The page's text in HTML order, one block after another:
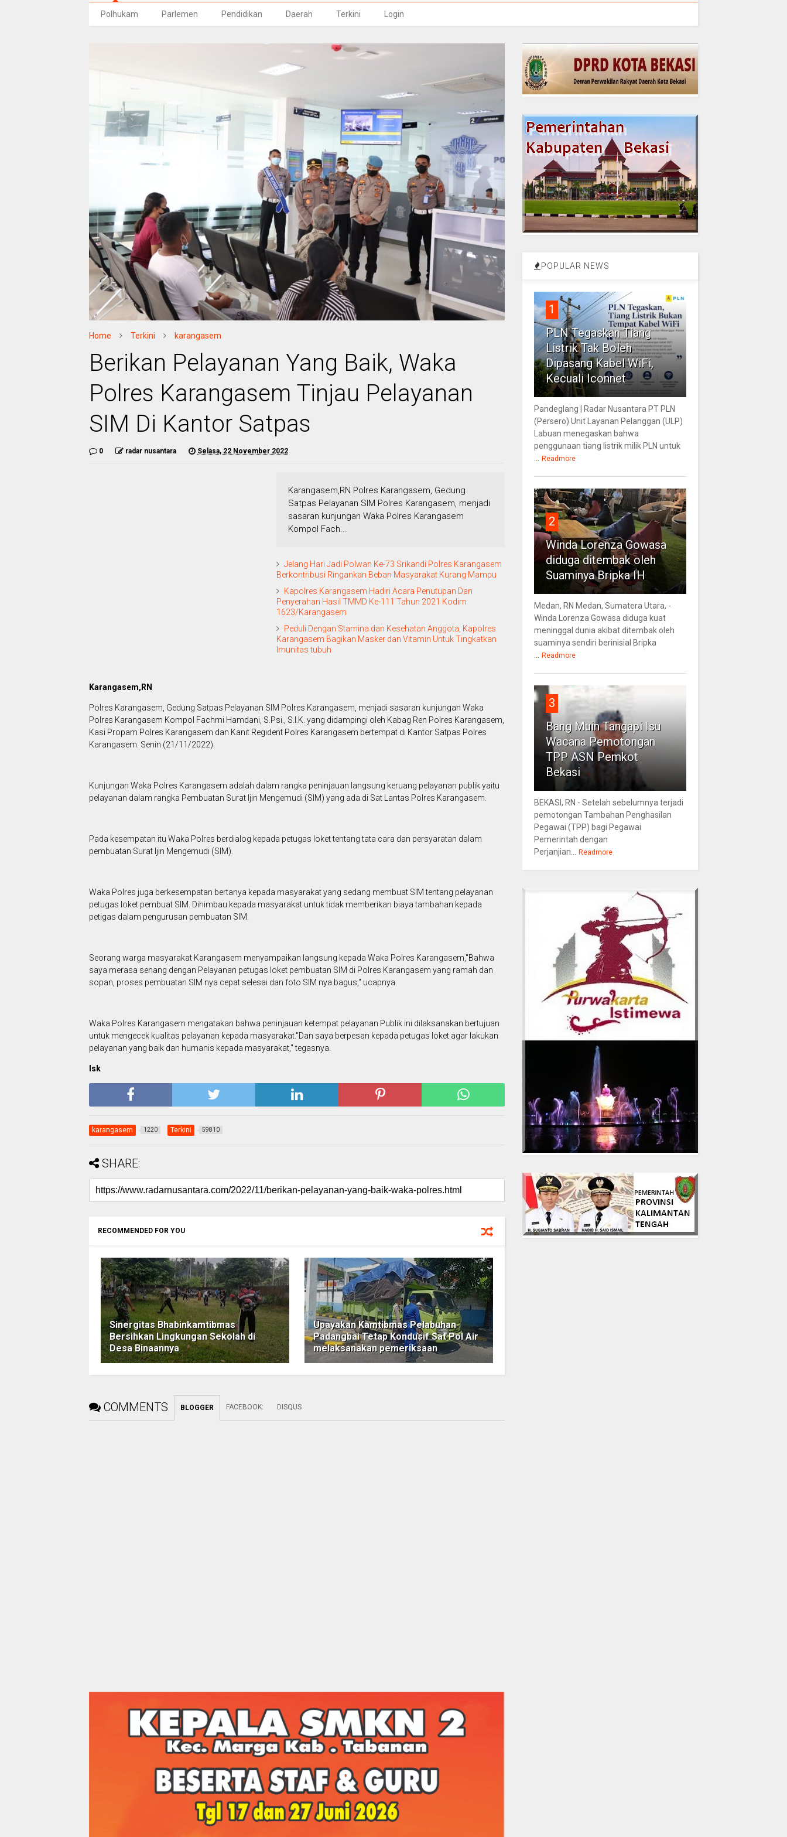
Polhukam Parlemen Pendidikan Daerah Terkini Login
Home Terkini karangasem
Berikan Pelayanan Yang Baik, Waka
Polres Karangasem Tinjau Pelayanan
SIM Di Kantor Satpas
0 radar nusantara Selasa, 22 November 2022
Karangasem,RN Polres Karangasem, Gedung
Satpas Pelayanan SIM Polres Karangasem, menjadi
sasaran kunjungan Waka Polres Karangasem
Kompol Fach...
Jelang Hari Jadi Polwan Ke-73 Srikandi Polres Karangasem
Berkontribusi Ringankan Beban Masyarakat Kurang Mampu
Kapolres Karangasem Hadiri Acara Penutupan Dan
Penyerahan Hasil TMMD Ke-111 Tahun 2021 Kodim
1623/Karangasem
Peduli Dengan Stamina dan Kesehatan Anggota, Kapolres
Karangasem Bagikan Masker dan Vitamin Untuk Tingkatkan
Imunitas tubuh
Karangasem,RN
Polres Karangasem, Gedung Satpas Pelayanan SIM Polres Karangasem, menjadi sasaran kunjungan Waka
Polres Karangasem Kompol Fachmi Hamdani, S.Psi., S.I.K. yang didampingi oleh Kabag Ren Polres Karangasem,
Kasi Propam Polres Karangasem dan Kanit Regident Polres Karangasem bertempat di Kantor Satpas Polres
Karangasem. Senin (21/11/2022).
Kunjungan Waka Polres Karangasem adalah dalam rangka peninjauan langsung keruang pelayanan publik yaitu
pelayanan dalam rangka Pembuatan Surat Ijin Mengemudi (SIM) yang ada di Sat Lantas Polres Karangasem.
Pada kesempatan itu Waka Polres berdialog kepada petugas loket tentang tata cara dan persyaratan dalam
pembuatan Surat Ijin Mengemudi (SIM).
Waka Polres juga berkesempatan bertanya kepada masyarakat yang sedang membuat SIM tentang pelayanan
petugas loket pembuat SIM. Dihimbau kepada masyarakat untuk tidak memberikan biaya tambahan kepada
petigas dalam pengurusan pembuatan SIM.
Seorang warga masyarakat Karangasem menyampaikan langsung kepada Waka Polres Karangasem,"Bahwa
saya merasa senang dengan Pelayanan petugas loket pembuatan SIM di Polres Karangasem yang ramah dan
sopan, proses pembuatan SIM nya cepat selesai dan foto SIM nya bagus," ucapnya.
Waka Polres Karangasem mengatakan bahwa peninjauan ketempat pelayanan Publik ini dilaksanakan bertujuan
untuk mengecek kualitas pelayanan kepada masyarakat."Dan saya berpesan kepada petugas loket agar lakukan
pelayanan yang baik dan humanis kepada masyarakat," tegasnya.
Isk
karangasem 1220 Terkini 59810
SHARE:
RECOMMENDED FOR YOU
Sinergitas Bhabinkamtibmas
Bersihkan Lingkungan Sekolah di
Desa Binaannya
Upayakan Kamtibmas Pelabuhan
Padangbai Tetap Kondusif Sat Pol Air
melaksanakan pemeriksaan
COMMENTS BLOGGER FACEBOOK: DISQUS
POPULAR NEWS
1
PLN Tegaskan Tiang
Listrik Tak Boleh
Dipasang Kabel WiFi,
Kecuali Iconnet
Pandeglang | Radar Nusantara PT PLN
(Persero) Unit Layanan Pelanggan (ULP)
Labuan menegaskan bahwa
penggunaan tiang listrik milik PLN untuk
Readmore
2
Winda Lorenza Gowasa
diduga ditembak oleh
Suaminya Bripka IH
Medan, RN Medan, Sumatera Utara, -
Winda Lorenza Gowasa diduga kuat
meninggal dunia akibat ditembak oleh
suaminya sendiri berinisial Bripka
Readmore
3
Bang Muin Tangapi Isu
Wacana Pemotongan
TPP ASN Pemkot
Bekasi
BEKASI, RN - Setelah sebelumnya terjadi
pemotongan Tambahan Penghasilan
Pegawai (TPP) bagi Pegawai
Pemerintah dengan
Perjanjian...
Readmore